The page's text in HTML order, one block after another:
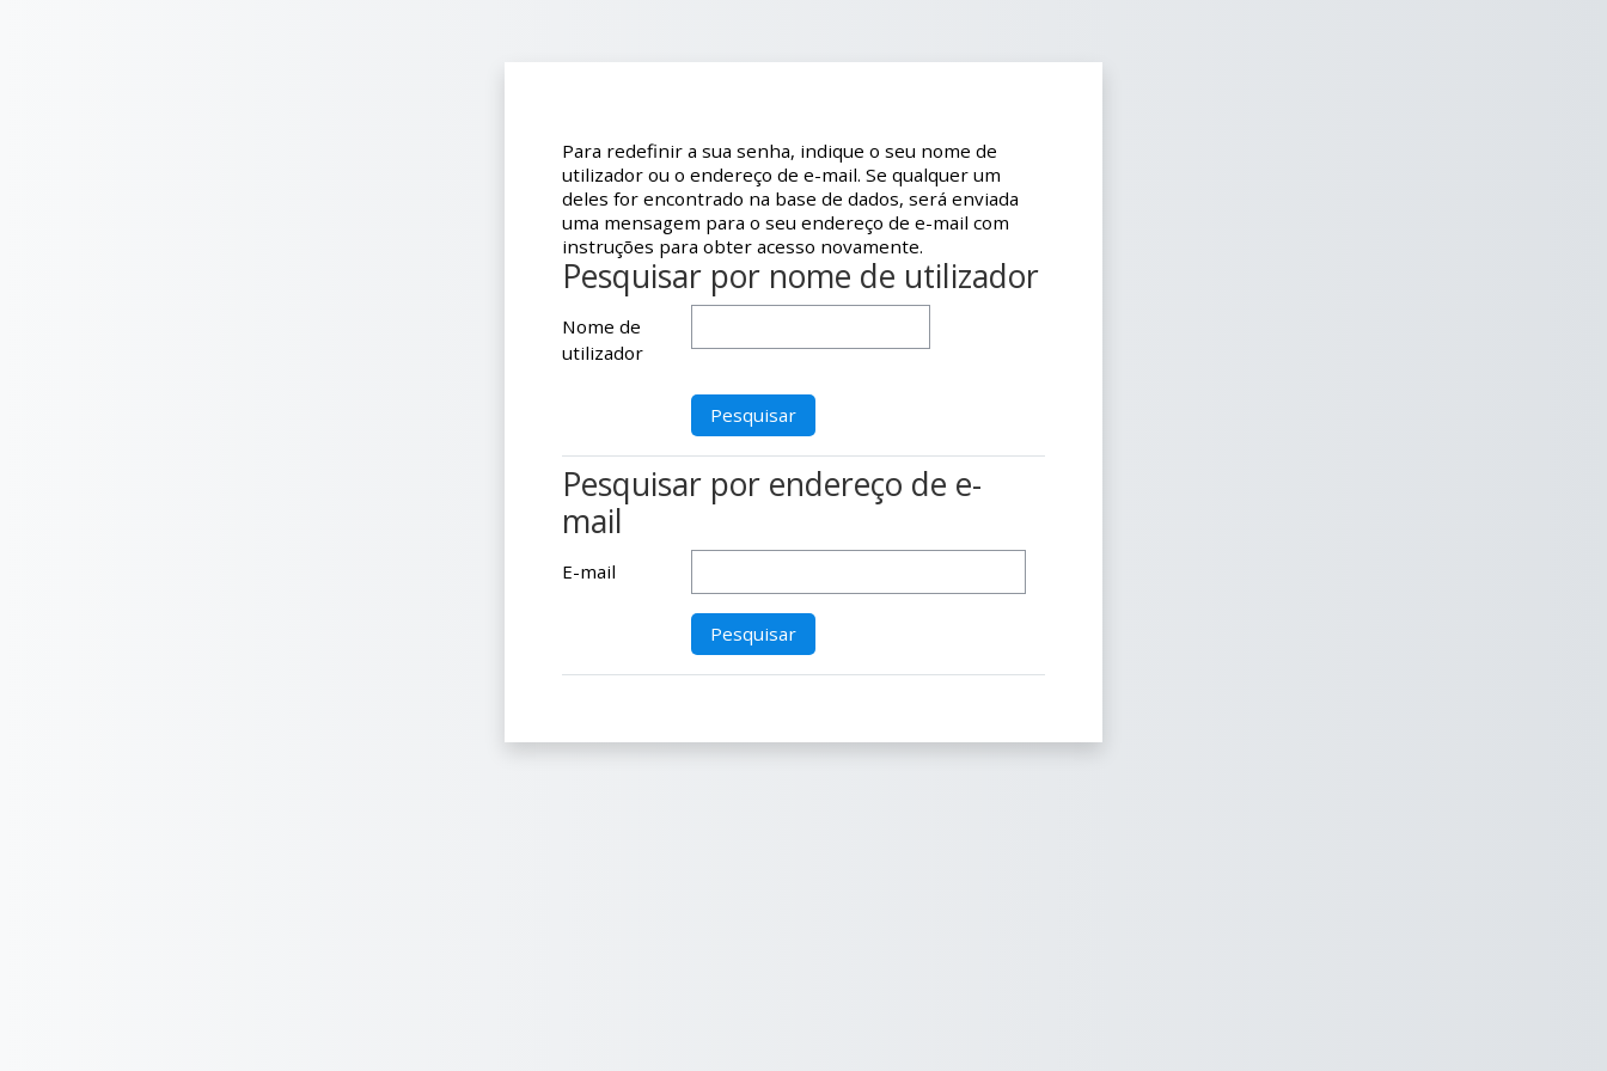
Para redefinir a sua senha, indique o seu nome de
utilizador ou o endereço de e-mail. Se qualquer um
deles for encontrado na base de dados, será enviada
uma mensagem para o seu endereço de e-mail com
instruções para obter acesso novamente.
Pesquisar por nome de utilizador
Pesquisar por nome de utilizador
Nome de
utilizador
Pesquisar por endereço de e-mail
Pesquisar por endereço de e-
mail
E-mail